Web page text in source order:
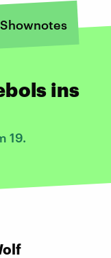
Shownotes
ins
19.